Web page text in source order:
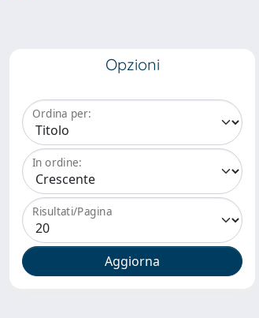
Opzioni
Ordina per:
In ordine:
Risultati/Pagina